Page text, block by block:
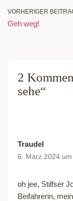
VORHERIGER
Geh weg!
2
sehe“
Traudel
6. März 2024
oh jee, Stilfser
Beifahrerin,